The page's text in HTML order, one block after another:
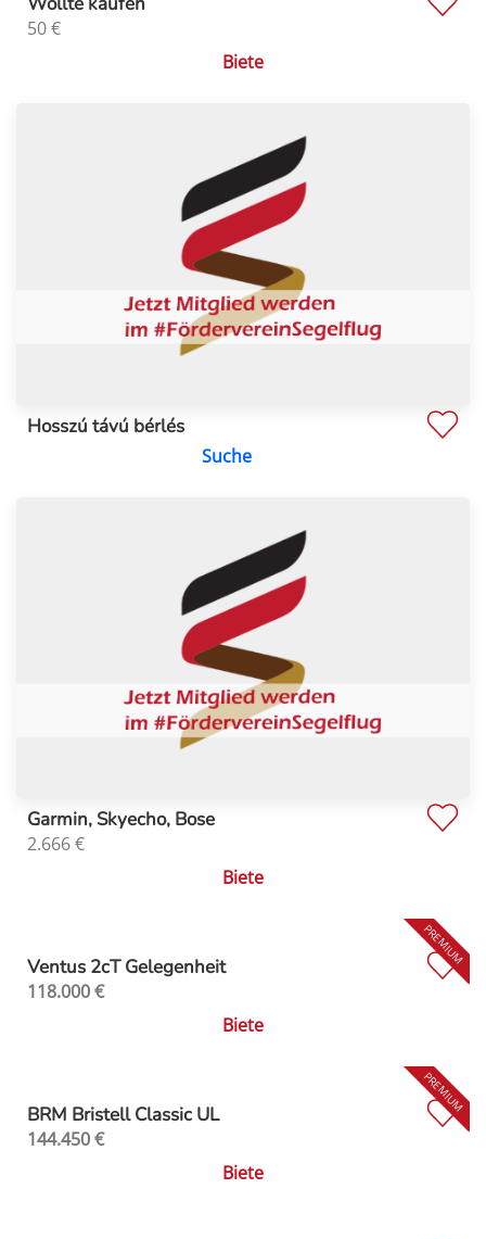
50€
Biete
Hosszú távú bérlés
Suche
Garmin, Skyecho, Bose
2.666€
Biete
Ventus 2cT Gelegenheit
118.000€
Biete
BRM Bristell Classic UL
144.450€
Biete